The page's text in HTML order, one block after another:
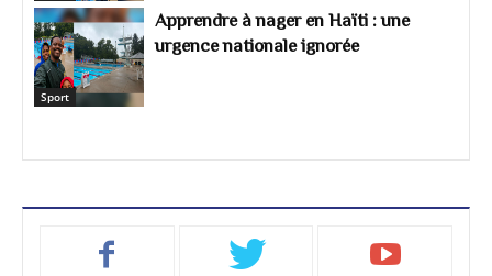
Sport
Apprendre à nager en Haïti : une
urgence nationale ignorée